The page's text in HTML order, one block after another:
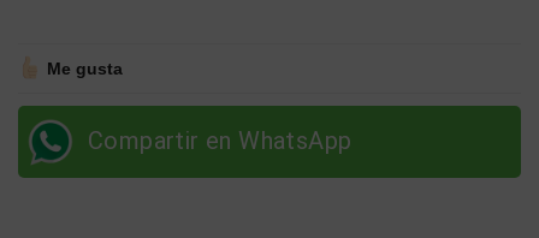
Me gusta
Compartir en WhatsApp